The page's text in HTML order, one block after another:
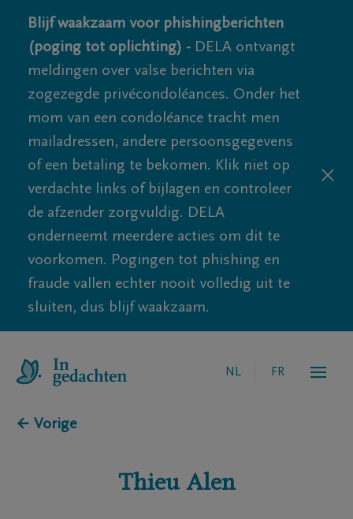
Blijf waakzaam voor phishingberichten
(poging tot oplichting) - DELA ontvangt
meldingen over valse berichten via
zogezegde privécondoléances. Onder het
mom van een condoléance tracht men
mailadressen, andere persoonsgegevens
of een betaling te bekomen. Klik niet op
verdachte links of bijlagen en controleer
de afzender zorgvuldig. DELA
onderneemt meerdere acties om dit te
voorkomen. Pogingen tot phishing en
fraude vallen echter nooit volledig uit te
sluiten, dus blijf waakzaam.
NL FR
← Vorige
Thieu Alen